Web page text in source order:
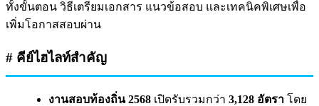
ทั้งขั้นตอน วิธีเตรียมเอกสาร แนวข้อสอบ และเทคนิคพิเศษเพื่อ
เพิ่มโอกาสสอบผ่าน
# คีย์ไฮไลท์สำคัญ
งานสอบท้องถิ่น 2568 เปิดรับรวมกว่า 3,128 อัตรา โดย